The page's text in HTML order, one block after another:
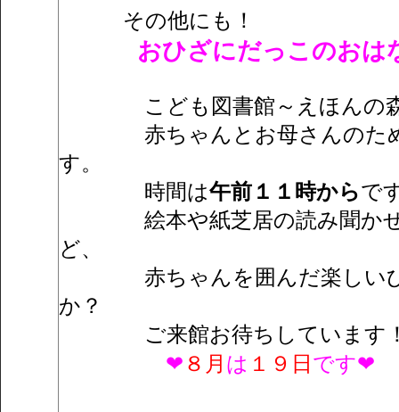
その他にも！
おひざにだっこのおは
こども図書館～えほんの森
赤ちゃんとお母さんのため
す。
時間は午前１１時からで
絵本や紙芝居の読み聞かせ
ど、
赤ちゃんを囲んだ楽しいひ
か？
ご来館お待ちしています
❤ ８月 は １９日 です❤